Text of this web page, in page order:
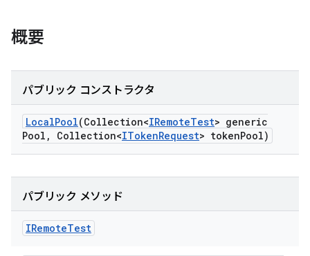
概要
パブリック コンストラクタ
LocalPool(Collection<IRemoteTest> generic
Pool , Collection<ITokenRequest> tokenPool)
パブリック メソッド
IRemoteTest